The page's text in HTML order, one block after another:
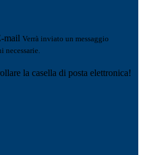
mail Verrà inviato un messaggio
la casella di posta elettronica!